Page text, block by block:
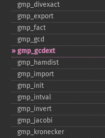
gmp_​divexact
gmp_​export
gmp_​fact
gmp_​gcd
gmp_​gcdext
gmp_​hamdist
gmp_​import
gmp_​init
gmp_​intval
gmp_​invert
gmp_​jacobi
gmp_​kronecker